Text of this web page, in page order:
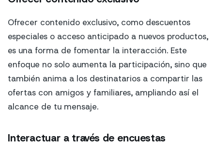
Ofrecer contenido exclusivo, como descuentos
especiales o acceso anticipado a nuevos productos,
es una forma de fomentar la interacción. Este
enfoque no solo aumenta la participación, sino que
también anima a los destinatarios a compartir las
ofertas con amigos y familiares, ampliando así el
alcance de tu mensaje.
Interactuar a través de encuestas